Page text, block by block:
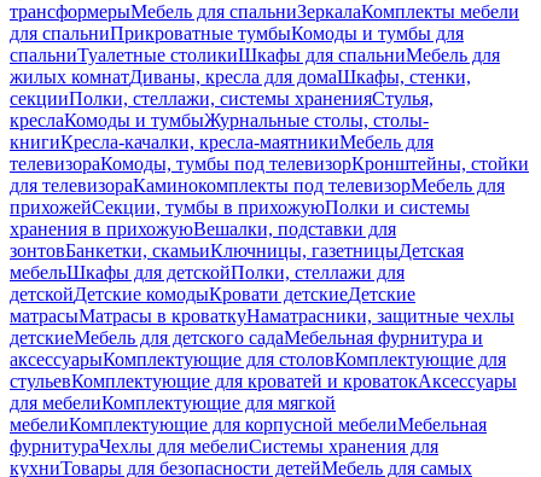
трансформерыМебель для спальниЗеркалаКомплекты мебели
для спальниПрикроватные тумбыКомоды и тумбы для
спальниТуалетные столикиШкафы для спальниМебель для
жилых комнатДиваны, кресла для домаШкафы, стенки,
секцииПолки, стеллажи, системы храненияСтулья,
креслаКомоды и тумбыЖурнальные столы, столы-
книгиКресла-качалки, кресла-маятникиМебель для
телевизораКомоды, тумбы под телевизорКронштейны, стойки
для телевизораКаминокомплекты под телевизорМебель для
прихожейСекции, тумбы в прихожуюПолки и системы
хранения в прихожуюВешалки, подставки для
зонтовБанкетки, скамьиКлючницы, газетницыДетская
мебельШкафы для детскойПолки, стеллажи для
детскойДетские комодыКровати детскиеДетские
матрасыМатрасы в кроваткуНаматрасники, защитные чехлы
детскиеМебель для детского садаМебельная фурнитура и
аксессуарыКомплектующие для столовКомплектующие для
стульевКомплектующие для кроватей и кроватокАксессуары
для мебелиКомплектующие для мягкой
мебелиКомплектующие для корпусной мебелиМебельная
фурнитураЧехлы для мебелиСистемы хранения для
кухниТовары для безопасности детейМебель для самых